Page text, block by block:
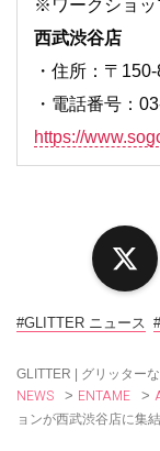
※ワークショッ
西武渋谷店
・住所：〒
・電話番号：
https://
#GLITTER ニュース
GLITTER | グリッター
NEWS > ENTAME >
ョンが西武渋谷店に集